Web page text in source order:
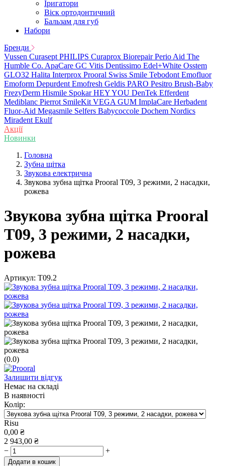
Іригатори
Віск ортодонтичний
Бальзам для губ
Набори
Бренди
Vussen Curasept PHILIPS Curaprox Biorepair Perio Aid The
Humble Co. ApaCare GC Vitis Dentissimo Edel+White Osstem
GLO32 Halita Interprox Prooral Swiss Smile Tebodont Emofluor
Emoform Depurdent Emofresh Geldis PARO Pesitro Brush-Baby
FrezyDerm Hismile Spokar HEY YOU DenTek Efferdent
Mediblanc Pierrot SmileKit VEGA GUM ImplaCare Herbadent
Fluor-Aid Megasmile Selfers Babycoccole Dochem Nordics
Miradent Ekulf
Акції
Новинки
Головна
Зубна щітка
Звукова електрична
Звукова зубна щітка Prooral T09, 3 режими, 2 насадки,
рожева
Звукова зубна щітка Prooral
T09, 3 режими, 2 насадки,
рожева
Артикул: T09.2
(0.0)
Залишити відгук
Немає на складі
В наявності
Колір:
Risu
0,00 ₴
2 943,00 ₴
−
+
Додати в кошик